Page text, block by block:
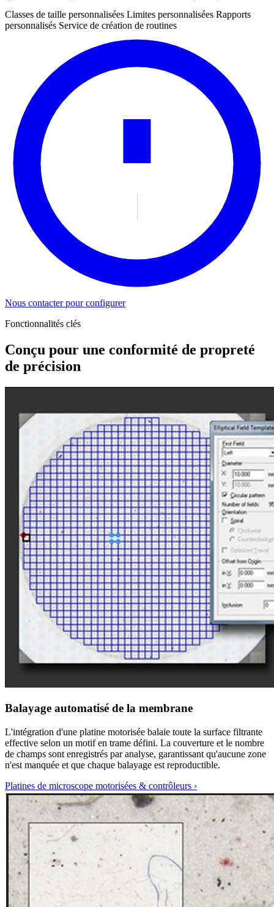
Classes de taille personnalisées Limites personnalisées Rapports
personnalisés Service de création de routines
Nous contacter pour configurer
Fonctionnalités clés
Conçu pour une conformité de propreté
de précision
Balayage automatisé de la membrane
L'intégration d'une platine motorisée balaie toute la surface filtrante
effective selon un motif en trame défini. La couverture et le nombre
de champs sont enregistrés par analyse, garantissant qu'aucune zone
n'est manquée et que chaque balayage est reproductible.
Platines de microscope motorisées & contrôleurs ›